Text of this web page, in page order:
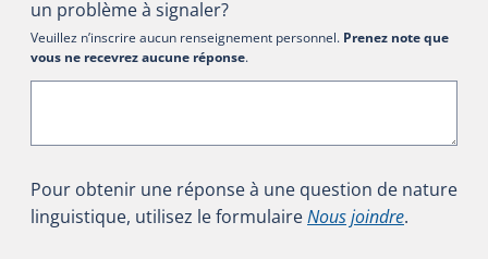
un problème à signaler?
Veuillez n’inscrire aucun renseignement personnel. Prenez note que
vous ne recevrez aucune réponse.
Pour obtenir une réponse à une question de nature
linguistique, utilisez le formulaireNous joindre.